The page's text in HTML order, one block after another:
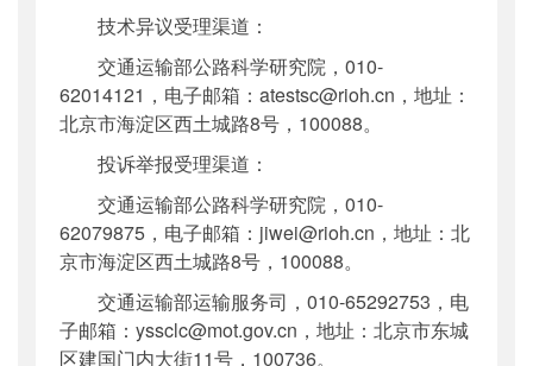
技术异议受理渠道：
交通运输部公路科学研究院，010-
62014121，电子邮箱：atestsc@rioh.cn，地址：
北京市海淀区西土城路8号，100088。
投诉举报受理渠道：
交通运输部公路科学研究院，010-
62079875，电子邮箱：jiwei@rioh.cn，地址：北
京市海淀区西土城路8号，100088。
交通运输部运输服务司，010-65292753，电
子邮箱：yssclc@mot.gov.cn，地址：北京市东城
区建国门内大街11号，100736。